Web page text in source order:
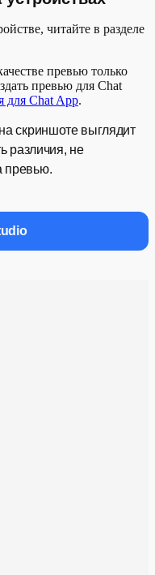
читайте в разделе
превью только
превью для Chat
для Chat App.
скриншоте выглядит
различия, не
превью.